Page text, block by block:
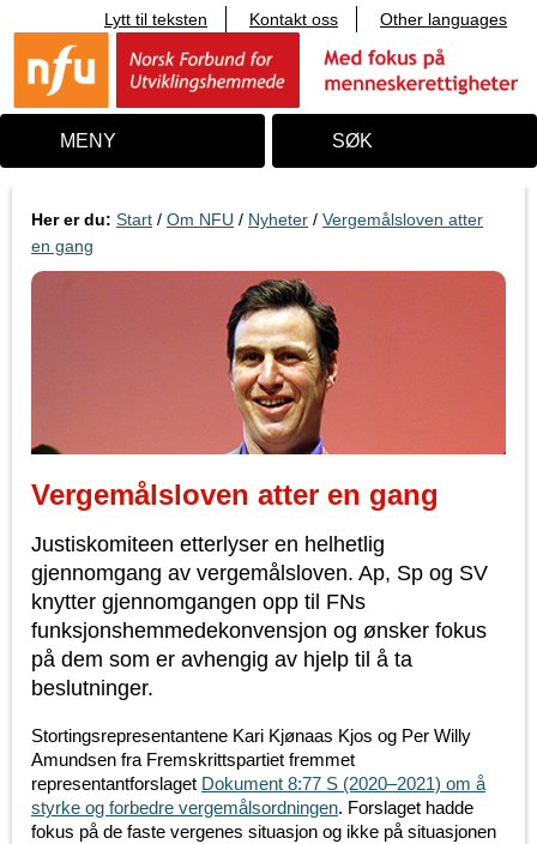
i
n
o
Lytt til teksten Kontakt oss Other languages
MENY SØK
Her er du: Start / Om NFU / Nyheter / Vergemålsloven atter
en gang
Vergemålsloven atter en gang
Justiskomiteen etterlyser en helhetlig
gjennomgang av vergemålsloven. Ap, Sp og SV
knytter gjennomgangen opp til FNs
funksjonshemmedekonvensjon og ønsker fokus
på dem som er avhengig av hjelp til å ta
beslutninger.
Stortingsrepresentantene Kari Kjønaas Kjos og Per Willy
Amundsen fra Fremskrittspartiet fremmet
representantforslaget Dokument 8:77 S (2020–2021) om å
styrke og forbedre vergemålsordningen. Forslaget hadde
fokus på de faste vergenes situasjon og ikke på situasjonen